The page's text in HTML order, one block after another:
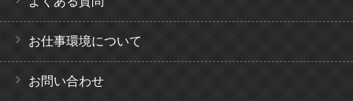
お仕事環境について
お問い合わせ